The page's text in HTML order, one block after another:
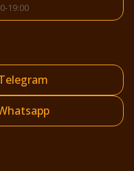
19:00